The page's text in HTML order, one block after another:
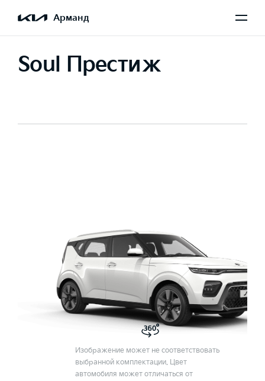
Арманд
Soul Престиж
Изображение может не соответствовать
выбранной комплектации. Цвет
автомобиля может отличаться от